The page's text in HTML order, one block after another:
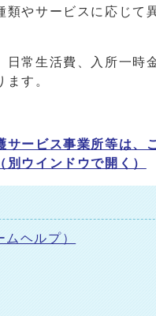
やサービスに応じて
常生活費、入所一時
す。
ービス事業所等は、
（別ウインドウで開く）
ヘルプ）